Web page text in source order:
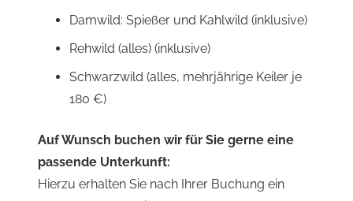
Damwild: Spießer und Kahlwild (inklusive)
Rehwild (alles) (inklusive)
Schwarzwild (alles, mehrjährige Keiler je
180 €)
Auf Wunsch buchen wir für Sie gerne eine
passende Unterkunft:
Hierzu erhalten Sie nach Ihrer Buchung ein